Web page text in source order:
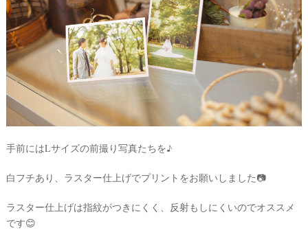
手前にはLサイズの前撮り写真たちを♪
白フチあり、ラスター仕上げでプリントをお願いしました📷
ラスター仕上げは指紋がつきにくく、反射もしにくいのでオススメ
です😊